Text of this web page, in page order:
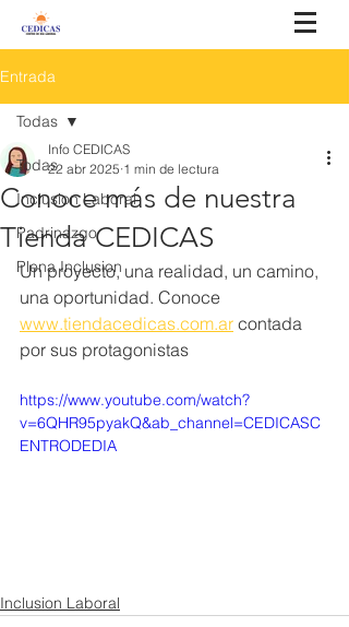
Entrada
Todas
Inclusion Laboral
Padrinazgo
Plena Inclusion
Todas
Conoce más de nuestra
Tienda CEDICAS
Info CEDICAS
22 abr 2025 1 min de lectura
Un proyecto, una realidad, un camino,
una oportunidad. Conoce
www.tiendacedicas.com.ar contada
por sus protagonistas
https://www.youtube.com/watch?
v=6QHR95pyakQ&ab_channel=CEDICASC
ENTRODEDIA
Inclusion Laboral